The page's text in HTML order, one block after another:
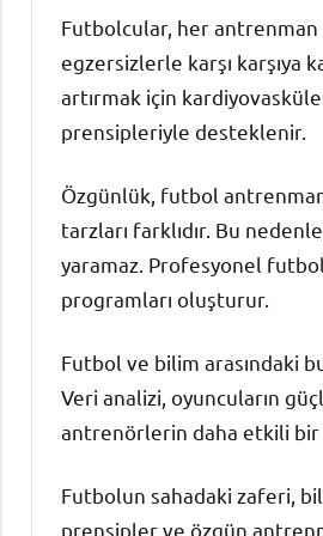
Futbolcular, her
egzersizlerle karşı karşıya
artırmak için
prensipleriyle desteklenir.
Özgünlük, futbol
tarzları farklıdır. Bu
yaramaz. Profesyonel
programları oluşturur.
Futbol ve bilim arasındaki
Veri analizi, oyuncuların
antrenörlerin daha etkili bir
Futbolun sahadaki zaferi,
prensipler ve özgün